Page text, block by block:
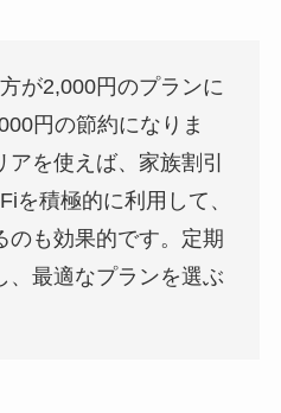
が2,000円のプランに
円の節約になりま
を使えば、家族割引
を積極的に利用して、
のも効果的です。定期
、最適なプランを選ぶ